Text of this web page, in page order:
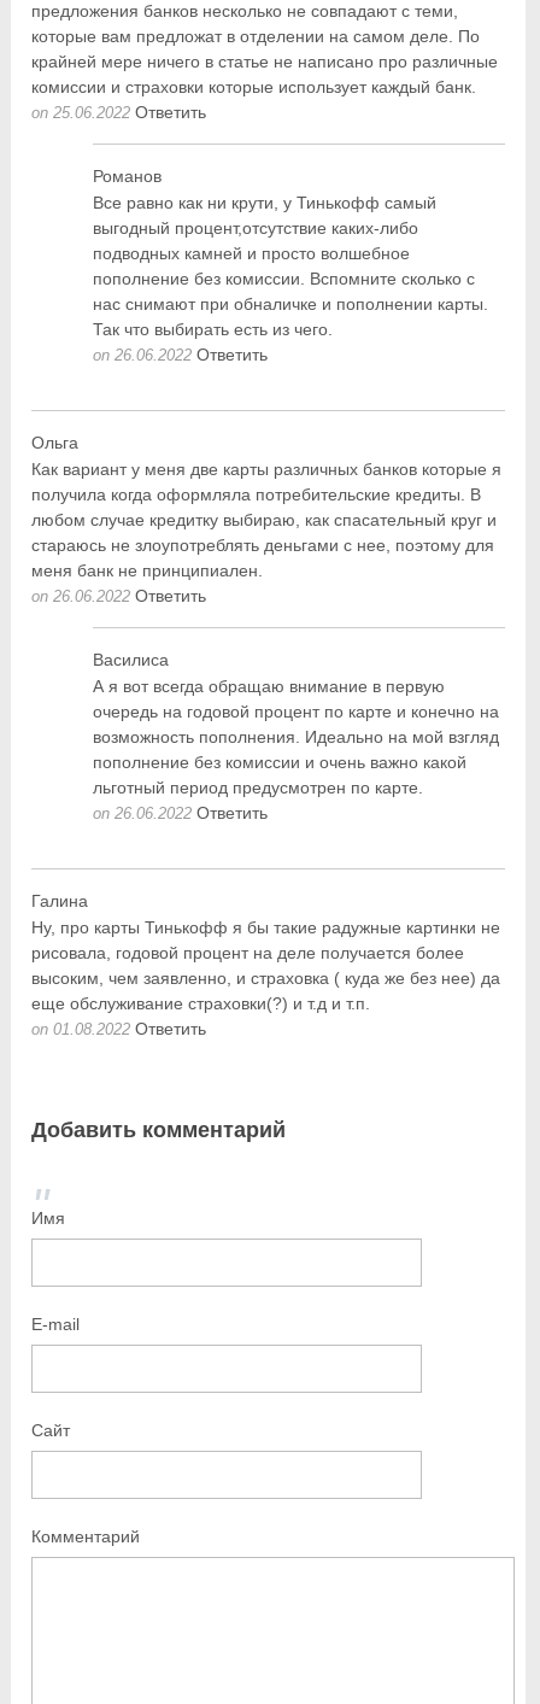
предложения банков несколько не совпадают с теми,
которые вам предложат в отделении на самом деле. По
крайней мере ничего в статье не написано про различные
комиссии и страховки которые использует каждый банк.
on 25.06.2022 Ответить
Романов
Все равно как ни крути, у Тинькофф самый
выгодный процент,отсутствие каких-либо
подводных камней и просто волшебное
пополнение без комиссии. Вспомните сколько с
нас снимают при обналичке и пополнении карты.
Так что выбирать есть из чего.
on 26.06.2022 Ответить
Ольга
Как вариант у меня две карты различных банков которые я
получила когда оформляла потребительские кредиты. В
любом случае кредитку выбираю, как спасательный круг и
стараюсь не злоупотреблять деньгами с нее, поэтому для
меня банк не принципиален.
on 26.06.2022 Ответить
Василиса
А я вот всегда обращаю внимание в первую
очередь на годовой процент по карте и конечно на
возможность пополнения. Идеально на мой взгляд
пополнение без комиссии и очень важно какой
льготный период предусмотрен по карте.
on 26.06.2022 Ответить
Галина
Ну, про карты Тинькофф я бы такие радужные картинки не
рисовала, годовой процент на деле получается более
высоким, чем заявленно, и страховка ( куда же без нее) да
еще обслуживание страховки(?) и т.д и т.п.
on 01.08.2022 Ответить
Добавить комментарий
Имя
E-mail
Сайт
Комментарий